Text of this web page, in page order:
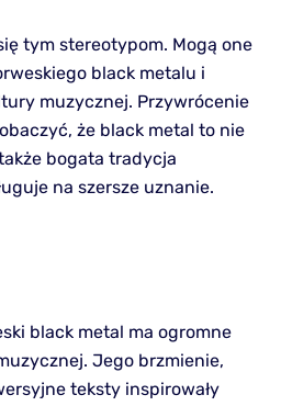
tym stereotypom. Mogą one
black metalu i
muzycznej. Przywrócenie
że black metal to nie
bogata tradycja
na szersze uznanie.
black metal ma ogromne
Jego brzmienie,
teksty inspirowały